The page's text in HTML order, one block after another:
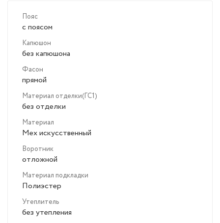
Пояс
с поясом
Капюшон
без капюшона
Фасон
прямой
Материал отделки(ГС1)
без отделки
Материал
Мех искусственный
Воротник
отложной
Материал подкладки
Полиэстер
Утеплитель
без утепления